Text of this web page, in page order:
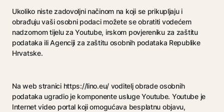
Ukoliko niste zadovoljni načinom na koji se prikupljaju i
obrađuju vaši osobni podaci možete se obratiti vodećem
nadzornom tijelu za Youtube, irskom povjereniku za zaštitu
podataka ili Agenciji za zaštitu osobnih podataka Republike
Hrvatske.
Na web stranici https://lino.eu/ voditelj obrade osobnih
podataka ugradio je komponente usluge Youtube. Youtube je
Internet video portal koji omogućava besplatnu objavu,